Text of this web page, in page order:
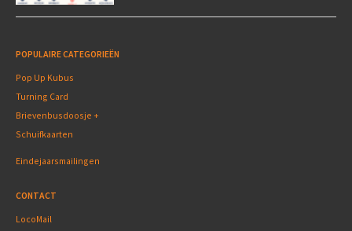
POPULAIRE CATEGORIEËN
Pop Up Kubus
Turning Card
Brievenbusdoosje +
Schuifkaarten
Eindejaarsmailingen
CONTACT
LocoMail